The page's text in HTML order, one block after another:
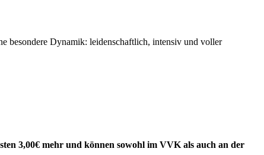
besondere Dynamik: leidenschaftlich, intensiv und voller
3,00€ mehr und können sowohl im VVK als auch an der